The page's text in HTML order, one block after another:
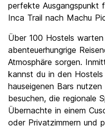
perfekte Ausgangspunkt
Inca Trail nach Machu
Über 100 Hostels
abenteuerhungrige
Atmosphäre sorgen.
kannst du in den
hauseigenen Bars
besuchen, die regionale
Übernachte in einem
oder Privatzimmern und